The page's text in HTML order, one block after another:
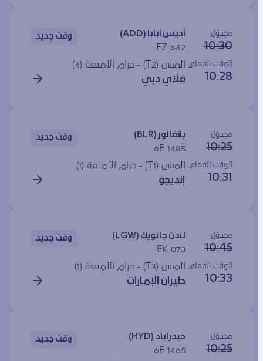
مجدوَل
10:30
أديس أبابا (ADD)
FZ 642
وقت جديد
الوقت الفعلي
10:28
المبنى (T2) - حزام الأمتعة (4)
فلاي دبي
مجدوَل
10:25
بانغالور (BLR)
6E 1485
وقت جديد
الوقت الفعلي
10:31
المبنى (T1) - حزام الأمتعة (1)
إنديجو
مجدوَل
10:45
لندن جاتويك (LGW)
EK 070
وقت جديد
الوقت الفعلي
10:33
المبنى (T3) - حزام الأمتعة (1)
طيران الإمارات
مجدوَل
10:25
حيدراباد (HYD)
6E 1465
وقت جديد